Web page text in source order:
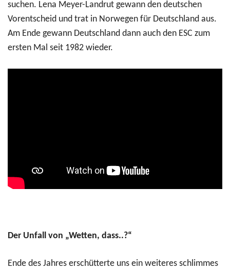
suchen. Lena Meyer-Landrut gewann den deutschen
Vorentscheid und trat in Norwegen für Deutschland aus.
Am Ende gewann Deutschland dann auch den ESC zum
ersten Mal seit 1982 wieder.
Der Unfall von „Wetten, dass..?“
Ende des Jahres erschütterte uns ein weiteres schlimmes